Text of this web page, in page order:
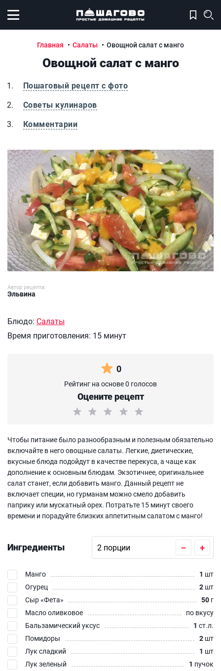
Открыть меню
Главная Салаты Овощной салат с манго
Овощной салат с манго
Пошаговый рецепт с фото
Советы кулинаров
Комментарии
Овощной салат с манго
Автор рецепта:
Эльвина
Блюдо: Салаты
Время приготовления: 15 минут
0
Рейтинг на основе 0 голосов
Оцените рецепт
Чтобы питание было разнообразным и полезным обязательно
включайте в него овощные салаты. Легкие, диетические,
вкусные блюда подойдут в качестве перекуса, а чаще как
дополнение к основным блюдам. Экзотичнее, оригинальнее
салат станет, если добавить манго. Данный рецепт не
включает специи, но гурманам можно смело добавить
паприку или мускатный орех. Потратьте 15 минут своего
времени и порадуйте близких аппетитным салатом с манго!
Ингредиенты – +
Манго 1 шт
Огурец
2 шт
Сыр «Фета»‎
50 г
Масло оливковое
по вкусу
Бальзамический уксус
1 ст.л.
Помидоры
2 шт
Лук сладкий
1 шт
Лук зеленый
1 пучок